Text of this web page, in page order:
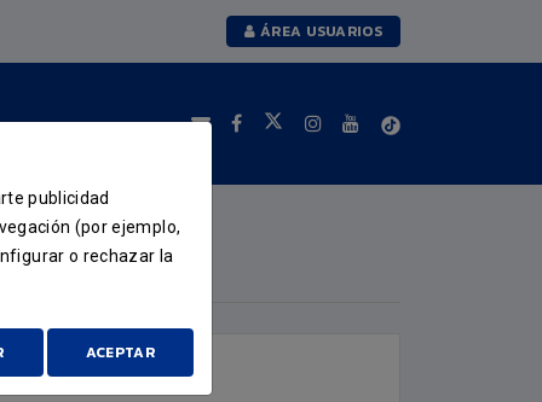
ÁREA USUARIOS
publicidad
(por ejemplo,
o rechazar la
ACEPTAR